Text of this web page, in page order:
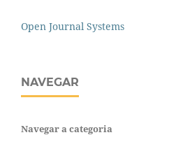
Open Journal Systems
NAVEGAR
Navegar a categoria